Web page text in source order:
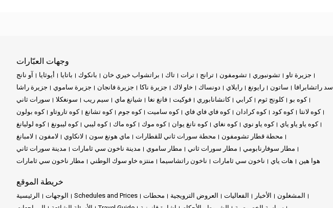
وجهات العبّارات
آو نانج أيوثايا باتايا بانكوك براتشواب خيري خان تاك ترات ترانج تشومفون تشونبوري
جزيرة تاو
جزيرة راشا
جزيرة ساموي جزيرة فانجان جزيرة ناكا خاو لاك دونساك رايلاي رايونغ ساتون
سد راتشابرافا
سورات ثاني
سونغكلا سيم ريب شيانغ ماي فانغ نغا فوكيت كانشانابوري كرابي كلونج ثوم
كوه بو
كوه بولون
كوه تاروتاو كوه تشانغ كوه جوم كوه ساميت كوه فاي فاي فاي كوه كرادان كوه كود
كوه لانتا
كوه لوليانغ
كوه ليبونغ كوه ليبي كوه ماك كوه موك كوه نانغ يوان كوه نغاي كوه ياو نوي
كوه ياو ياو ياي
لامبانغ
لامفون لانكاوي ماي هونغ سون محطة سورات ثاني للقطارات
محطة قطار تشومفون
مدينة سورات ثاني
مدينة ناخون سي ثامارات مطار ساموي مطار سورات ثاني
مطار سوفارنابومي
مطار ناخون سي ثامارات
منتزه خاو سوك الوطني ناخون راتشاسيما ناخون سي ثامارات هات ياي هوا هين
خريطة الموقع
الرئيسية الوجهات Schedules and Prices محطات العروض الترويجية الفعاليات الأخبار
المشغلون